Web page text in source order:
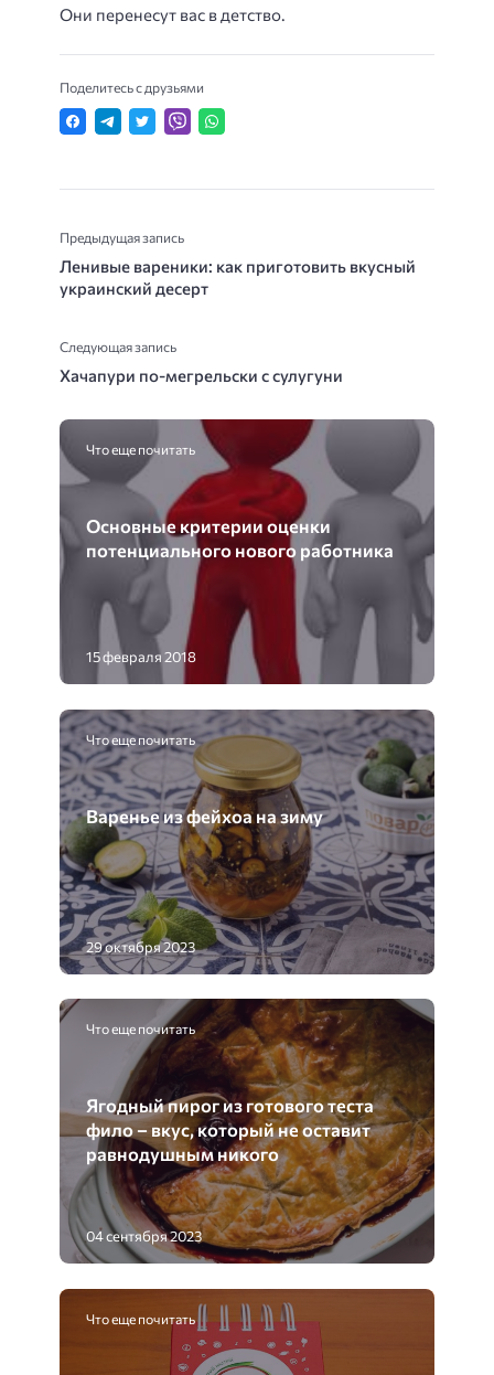
Они перенесут вас в детство.
Поделитесь с друзьями
Предыдущая запись
Ленивые вареники: как приготовить вкусный
украинский десерт
Следующая запись
Хачапури по-мегрельски с сулугуни
Что еще почитать
Основные критерии оценки
потенциального нового работника
15 февраля 2018
Что еще почитать
Варенье из фейхоа на зиму
29 октября 2023
Что еще почитать
Ягодный пирог из готового теста
фило – вкус, который не оставит
равнодушным никого
04 сентября 2023
Что еще почитать